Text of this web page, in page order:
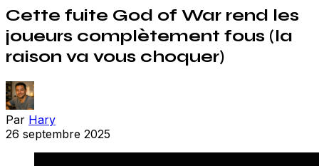
Cette fuite God of War rend les
joueurs complètement fous (la
raison va vous choquer)
Par Hary
26 septembre 2025